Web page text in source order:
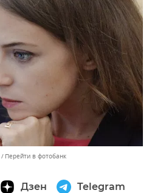
Перейти в фотобанк
Дзен Telegram